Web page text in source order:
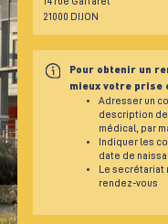
21000 DIJON
Pour obtenir un
mieux votre prise
Adresser un
description
médical, par
Indiquer les
date de
Le
rendez-vous